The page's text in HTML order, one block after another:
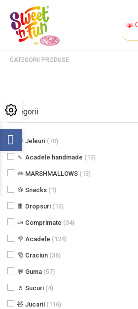
📖
CATEGORII PRODUSE
Categorii
🍇 Jeleuri (70)
🍡 Acadele handmade (13)
🍥 MARSHMALLOWS (13)
🍪 Snacks (1)
🍫 Dropsuri (13)
🍬 Comprimate (34)
🍭 Acadele (124)
🎅 Craciun (36)
💬 Guma (57)
🥤 Sucuri (4)
🧸 Jucarii (116)